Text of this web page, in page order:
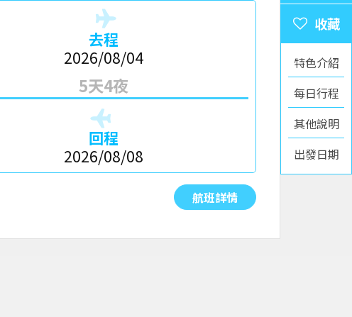
特色介紹
每日行程
其他說明
出發日期
去程
2026/08/04
5天4夜
回程
2026/08/08
航班詳情